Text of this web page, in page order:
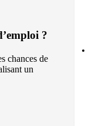
?
chances de
un